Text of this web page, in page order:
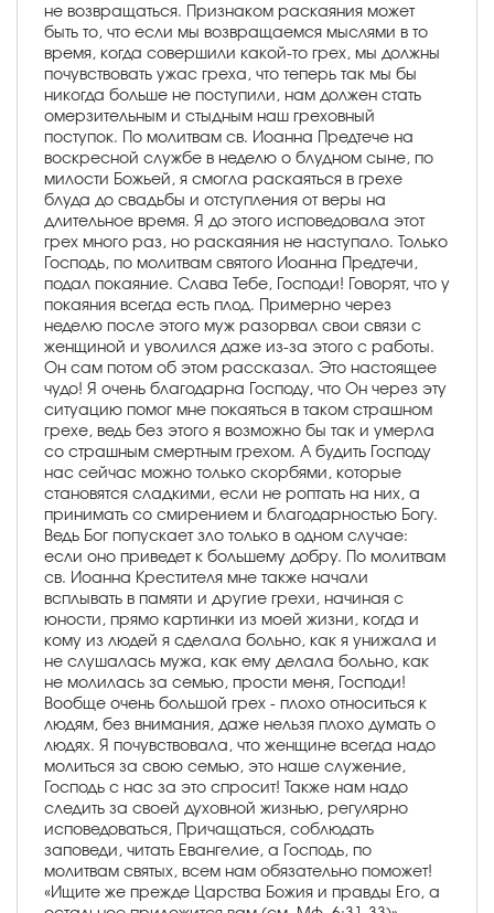
не возвращаться. Признаком раскаяния может
быть то, что если мы возвращаемся мыслями в то
время, когда совершили какой-то грех, мы должны
почувствовать ужас греха, что теперь так мы бы
никогда больше не поступили, нам должен стать
омерзительным и стыдным наш греховный
поступок. По молитвам св. Иоанна Предтече на
воскресной службе в неделю о блудном сыне, по
милости Божьей, я смогла раскаяться в грехе
блуда до свадьбы и отступления от веры на
длительное время. Я до этого исповедовала этот
грех много раз, но раскаяния не наступало. Только
Господь, по молитвам святого Иоанна Предтечи,
подал покаяние. Слава Тебе, Господи! Говорят, что у
покаяния всегда есть плод. Примерно через
неделю после этого муж разорвал свои связи с
женщиной и уволился даже из-за этого с работы.
Он сам потом об этом рассказал. Это настоящее
чудо! Я очень благодарна Господу, что Он через эту
ситуацию помог мне покаяться в таком страшном
грехе, ведь без этого я возможно бы так и умерла
со страшным смертным грехом. А будить Господу
нас сейчас можно только скорбями, которые
становятся сладкими, если не роптать на них, а
принимать со смирением и благодарностью Богу.
Ведь Бог попускает зло только в одном случае:
если оно приведет к большему добру. По молитвам
св. Иоанна Крестителя мне также начали
всплывать в памяти и другие грехи, начиная с
юности, прямо картинки из моей жизни, когда и
кому из людей я сделала больно, как я унижала и
не слушалась мужа, как ему делала больно, как
не молилась за семью, прости меня, Господи!
Вообще очень большой грех - плохо относиться к
людям, без внимания, даже нельзя плохо думать о
людях. Я почувствовала, что женщине всегда надо
молиться за свою семью, это наше служение,
Господь с нас за это спросит! Также нам надо
следить за своей духовной жизнью, регулярно
исповедоваться, Причащаться, соблюдать
заповеди, читать Евангелие, а Господь, по
молитвам святых, всем нам обязательно поможет!
«Ищите же прежде Царства Божия и правды Его, а